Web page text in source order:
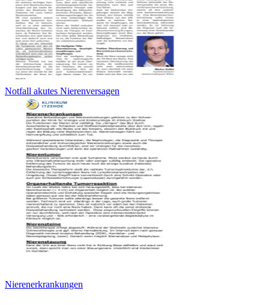
Notfall akutes Nierenversagen
Nierenerkrankungen